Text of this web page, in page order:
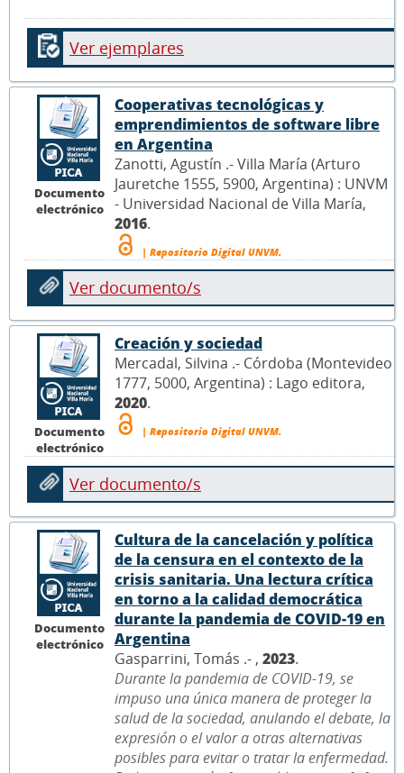
Ver ejemplares
Documento
electrónico
Cooperativas tecnológicas y
emprendimientos de software libre
en Argentina
Zanotti, Agustín .- Villa María (Arturo
Jauretche 1555, 5900, Argentina) : UNVM
- Universidad Nacional de Villa María,
2016.
| Repositorio Digital UNVM.
Ver documento/s
Documento
electrónico
Creación y sociedad
Mercadal, Silvina .- Córdoba (Montevideo
1777, 5000, Argentina) : Lago editora,
2020.
| Repositorio Digital UNVM.
Ver documento/s
Documento
electrónico
Cultura de la cancelación y política
de la censura en el contexto de la
crisis sanitaria. Una lectura crítica
en torno a la calidad democrática
durante la pandemia de COVID-19 en
Argentina
Gasparrini, Tomás .- , 2023.
Durante la pandemia de COVID-19, se
impuso una única manera de proteger la
salud de la sociedad, anulando el debate, la
expresión o el valor a otras alternativas
posibles para evitar o tratar la enfermedad.